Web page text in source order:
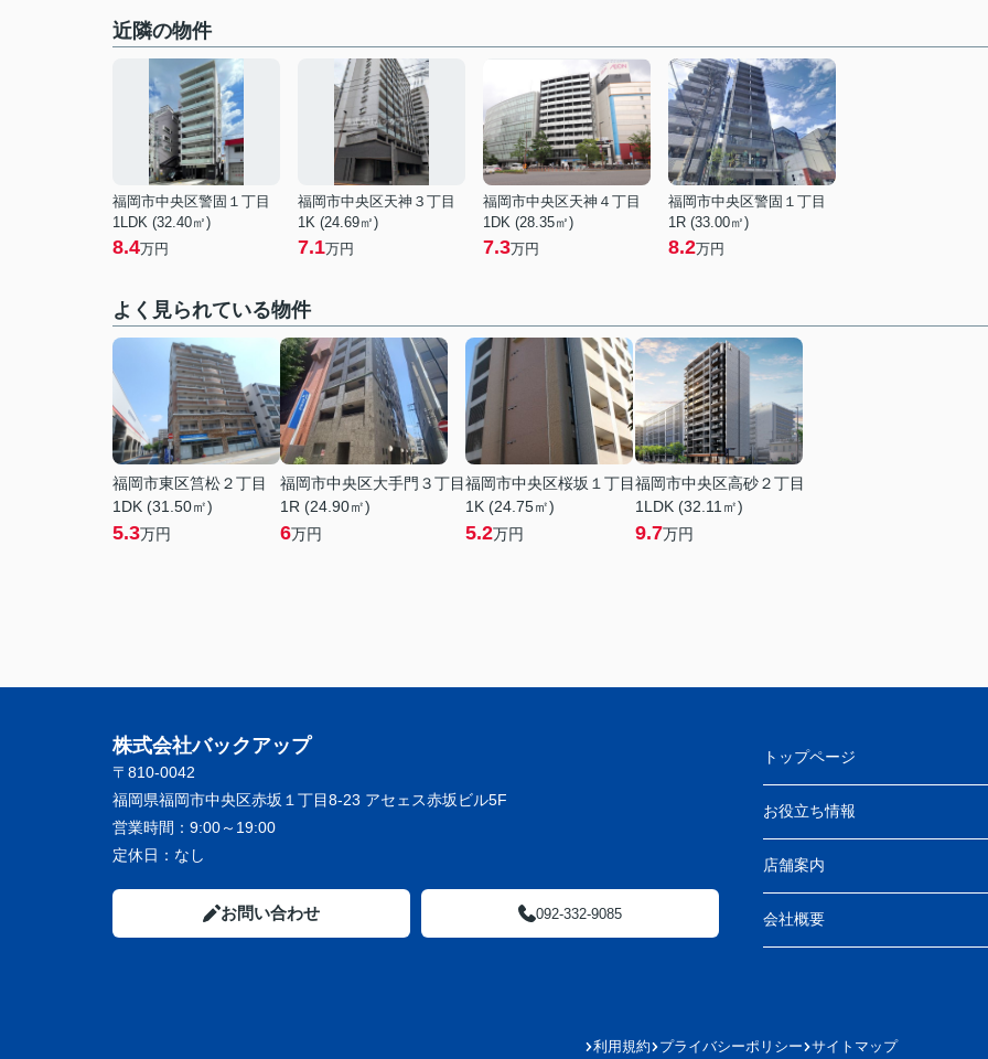
近隣の物件
福岡市中央区警固１丁目
1LDK (32.40㎡)
8.4万円
福岡市中央区天神３丁目
1K (24.69㎡)
7.1万円
福岡市中央区天神４丁目
1DK (28.35㎡)
7.3万円
福岡市中央区警固１丁目
1R (33.00㎡)
8.2万円
よく見られている物件
福岡市東区筥松２丁目
1DK (31.50㎡)
5.3万円
福岡市中央区大手門３丁目
1R (24.90㎡)
6万円
福岡市中央区桜坂１丁目
1K (24.75㎡)
5.2万円
福岡市中央区高砂２丁目
1LDK (32.11㎡)
9.7万円
株式会社バックアップ
〒810-0042
福岡県福岡市中央区赤坂１丁目8-23 アセェス赤坂ビル5F
営業時間： 9:00～19:00
定休日： なし
お問い合わせ 092-332-9085
トップページ
お役立ち情報
店舗案内
会社概要
利用規約 プライバシーポリシー サイトマップ